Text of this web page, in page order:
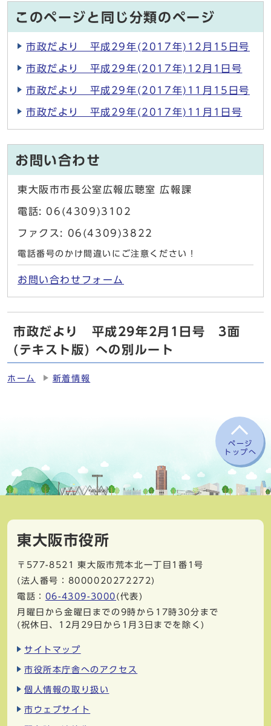
このページと同じ分類のページ
市政だより 平成29年(2017年)12月15日号
市政だより 平成29年(2017年)12月1日号
市政だより 平成29年(2017年)11月15日号
市政だより 平成29年(2017年)11月1日号
お問い合わせ
東大阪市市長公室広報広聴室 広報課
電話: 06(4309)3102
ファクス: 06(4309)3822
電話番号のかけ間違いにご注意ください！
お問い合わせフォーム
市政だより 平成29年2月1日号 3面
(テキスト版) への別ルート
ホーム 新着情報
ページ
トップへ
東大阪市役所
〒577-8521
東大阪市荒本北一丁目1番1号
(法人番号：8000020272272)
電話： 06-4309-3000 (代表)
月曜日から金曜日までの9時から17時30分まで
(祝休日、12月29日から1月3日までを除く)
サイトマップ
市役所本庁舎へのアクセス
個人情報の取り扱い
市ウェブサイト